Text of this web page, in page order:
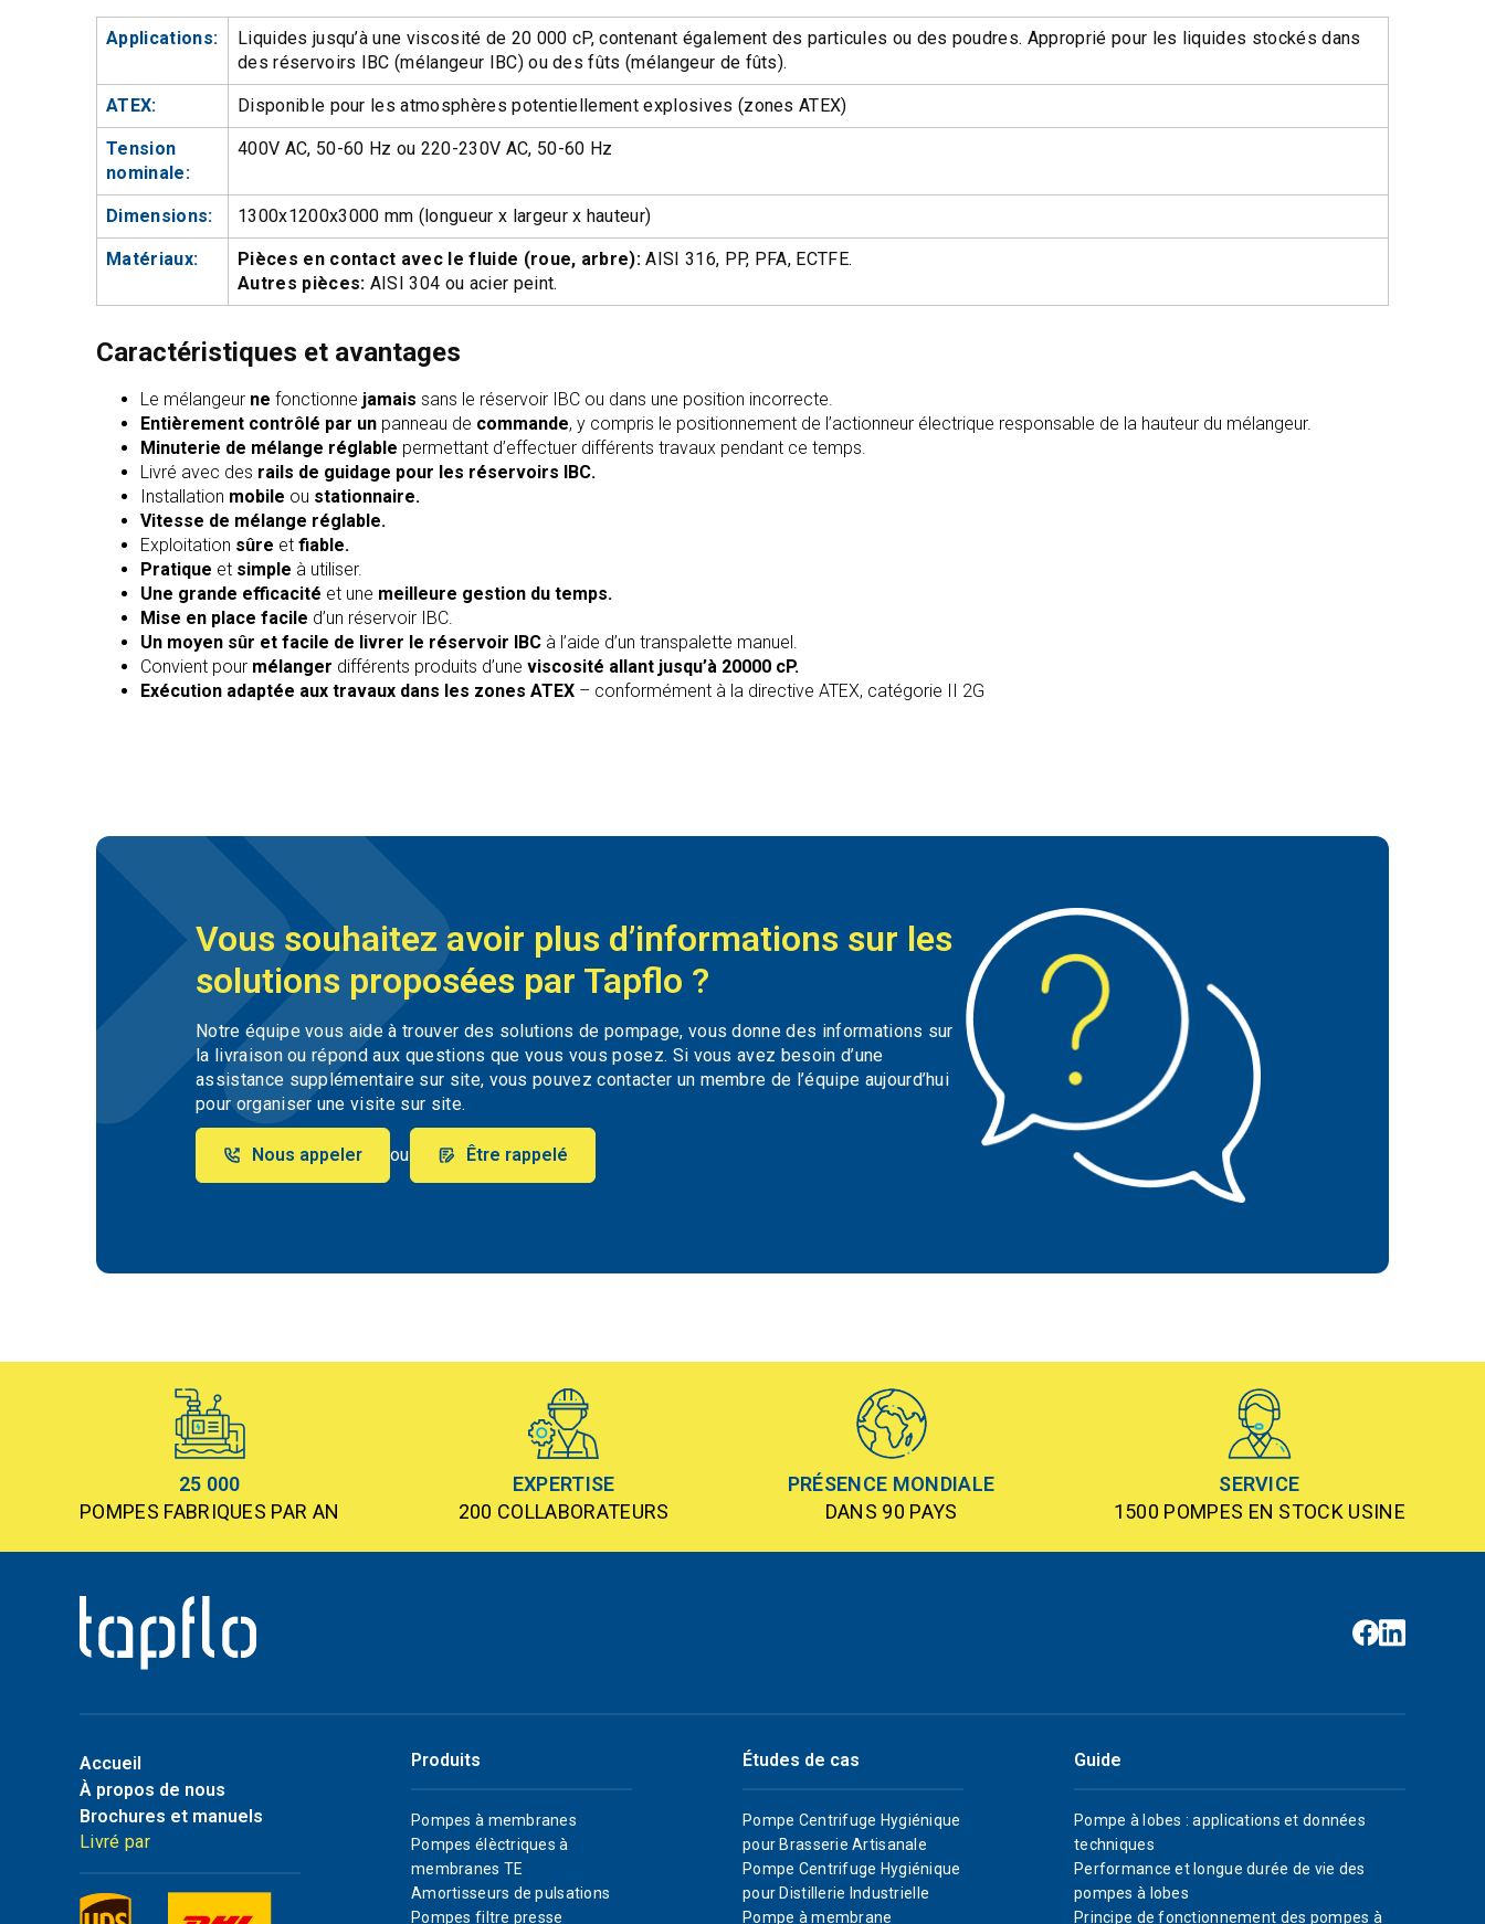
Applications:
Liquides jusqu’à une viscosité de 20 000 cP, contenant également des particules ou des poudres. Approprié pour les liquides stockés dans
des réservoirs IBC (mélangeur IBC) ou des fûts (mélangeur de fûts).
ATEX: Disponible pour les atmosphères potentiellement explosives (zones ATEX)
Tension
nominale:
400V AC, 50-60 Hz ou 220-230V AC, 50-60 Hz
Dimensions: 1300x1200x3000 mm (longueur x largeur x hauteur)
Matériaux: Pièces en contact avec le fluide (roue, arbre): AISI 316, PP, PFA, ECTFE.
Autres pièces: AISI 304 ou acier peint.
Caractéristiques et avantages
Le mélangeur ne fonctionne jamais sans le réservoir IBC ou dans une position incorrecte.
Entièrement contrôlé par un panneau de commande, y compris le positionnement de l’actionneur électrique responsable de la hauteur du mélangeur.
Minuterie de mélange réglable permettant d’effectuer différents travaux pendant ce temps.
Livré avec des rails de guidage pour les réservoirs IBC.
Installation mobile ou stationnaire.
Vitesse de mélange réglable.
Exploitation sûre et fiable.
Pratique et simple à utiliser.
Une grande efficacité et une meilleure gestion du temps.
Mise en place facile d’un réservoir IBC.
Un moyen sûr et facile de livrer le réservoir IBC à l’aide d’un transpalette manuel.
Convient pour mélanger différents produits d’une viscosité allant jusqu’à 20000 cP.
Exécution adaptée aux travaux dans les zones ATEX – conformément à la directive ATEX, catégorie II 2G
Vous souhaitez avoir plus d’informations sur les
solutions proposées par Tapflo ?
Notre équipe vous aide à trouver des solutions de pompage, vous donne des informations sur
la livraison ou répond aux questions que vous vous posez. Si vous avez besoin d’une
assistance supplémentaire sur site, vous pouvez contacter un membre de l’équipe aujourd’hui
pour organiser une visite sur site.
Nous appeler ou Être rappelé
25 000
POMPES FABRIQUES PAR AN
EXPERTISE
200 COLLABORATEURS
PRÉSENCE MONDIALE
DANS 90 PAYS
SERVICE
1500 POMPES EN STOCK USINE
Accueil
À propos de nous
Brochures et manuels
Livré par
Produits
Pompes à membranes
Pompes élèctriques à
membranes TE
Amortisseurs de pulsations
Pompes filtre presse
Études de cas
Pompe Centrifuge Hygiénique
pour Brasserie Artisanale
Pompe Centrifuge Hygiénique
pour Distillerie Industrielle
Pompe à membrane
Guide
Pompe à lobes : applications et données
techniques
Performance et longue durée de vie des
pompes à lobes
Principe de fonctionnement des pompes à